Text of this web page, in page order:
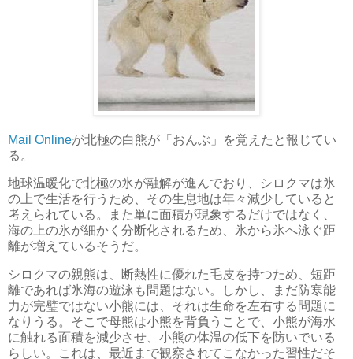
Mail Onlineが北極の白熊が「おんぶ」を覚えたと報じてい
る。
地球温暖化で北極の氷が融解が進んでおり、シロクマは氷
の上で生活を行うため、その生息地は年々減少していると
考えられている。また単に面積が現象するだけではなく、
海の上の氷が細かく分断化されるため、氷から氷へ泳ぐ距
離が増えているそうだ。
シロクマの親熊は、断熱性に優れた毛皮を持つため、短距
離であれば氷海の遊泳も問題はない。しかし、まだ防寒能
力が完璧ではない小熊には、それは生命を左右する問題に
なりうる。そこで母熊は小熊を背負うことで、小熊が海水
に触れる面積を減少させ、小熊の体温の低下を防いでいる
らしい。これは、最近まで観察されてこなかった習性だそ